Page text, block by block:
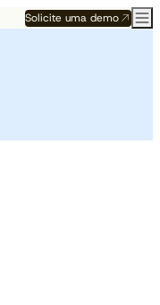
Solicite uma demo